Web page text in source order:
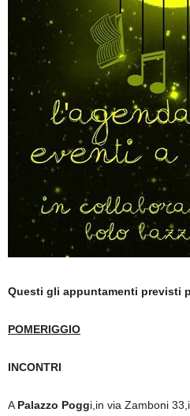
Questi gli appuntamenti previsti
POMERIGGIO
INCONTRI
A Palazzo Poggi,in via Zamboni